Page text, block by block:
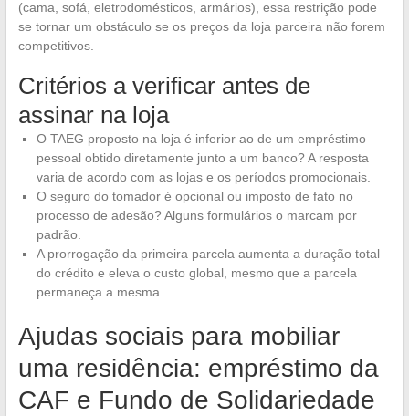
(cama, sofá, eletrodomésticos, armários), essa restrição pode
se tornar um obstáculo se os preços da loja parceira não forem
competitivos.
Critérios a verificar antes de
assinar na loja
O TAEG proposto na loja é inferior ao de um empréstimo
pessoal obtido diretamente junto a um banco? A resposta
varia de acordo com as lojas e os períodos promocionais.
O seguro do tomador é opcional ou imposto de fato no
processo de adesão? Alguns formulários o marcam por
padrão.
A prorrogação da primeira parcela aumenta a duração total
do crédito e eleva o custo global, mesmo que a parcela
permaneça a mesma.
Ajudas sociais para mobiliar
uma residência: empréstimo da
CAF e Fundo de Solidariedade